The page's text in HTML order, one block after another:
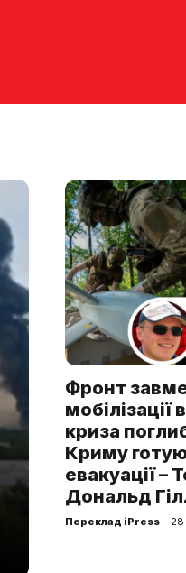
Фронт
мобілізації
криза
Криму
евакуації –
Дональд
Переклад iPress –